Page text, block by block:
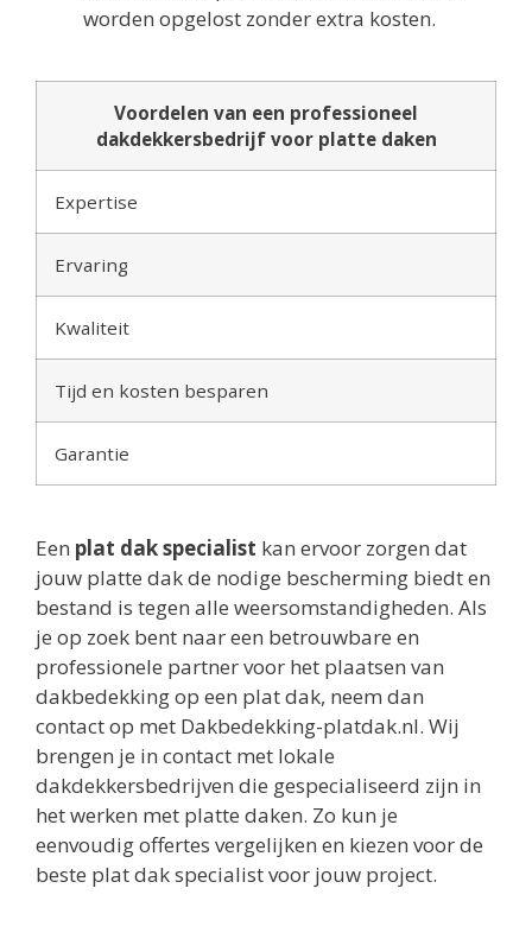
worden opgelost zonder extra kosten.
Voordelen van een professioneel
dakdekkersbedrijf voor platte daken
Expertise
Ervaring
Kwaliteit
Tijd en kosten besparen
Garantie
Een plat dak specialist kan ervoor zorgen dat
jouw platte dak de nodige bescherming biedt en
bestand is tegen alle weersomstandigheden. Als
je op zoek bent naar een betrouwbare en
professionele partner voor het plaatsen van
dakbedekking op een plat dak, neem dan
contact op met Dakbedekking-platdak.nl. Wij
brengen je in contact met lokale
dakdekkersbedrijven die gespecialiseerd zijn in
het werken met platte daken. Zo kun je
eenvoudig offertes vergelijken en kiezen voor de
beste plat dak specialist voor jouw project.